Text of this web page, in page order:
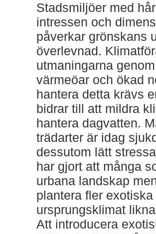
Stadsmiljöer med
intressen och
påverkar grönskans
överlevnad.
utmaningarna
värmeöar och ökad
hantera detta krävs
bidrar till att mildra
hantera dagvatten.
trädarter är idag
dessutom lätt
har gjort att många
urbana landskap
plantera fler
ursprungsklimat
Att introducera